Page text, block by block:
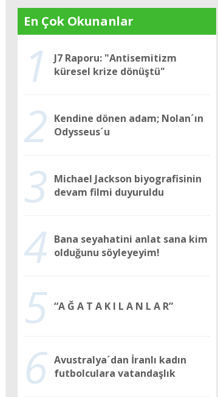
En Çok Okunanlar
1
J7 Raporu: "Antisemitizm
küresel krize dönüştü"
2 Kendine dönen adam; Nolan´ın
Odysseus´u
3 Michael Jackson biyografisinin
devam filmi duyuruldu
4 Bana seyahatini anlat sana kim
olduğunu söyleyeyim!
5 “A Ğ A T A K I L A N L A R”
6 Avustralya´dan İranlı kadın
futbolculara vatandaşlık